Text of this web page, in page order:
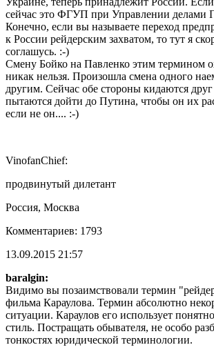
сейчас это ФГУП при Управлении делами
Конечно, если вы называете переход
к России рейдерским захватом, то тут я
соглашусь. :-)
Смену Бойко на Павленко этим термином
никак нельзя. Произошла смена одного
другим. Сейчас обе стороны кидаются
пытаются дойти до Путина, чтобы он их
если не он.... :-)
VinofanChief:
продвинутый дилетант
Россия, Москва
Комментариев: 1793
13.09.2015 21:57
baralgin:
Видимо вы позаимствовали термин
фильма Караулова. Термин абсолютно
ситуации. Караулов его использует
стиль. Постращать обывателя, не особо
тонкостях юридической терминологии.